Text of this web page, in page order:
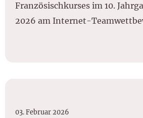
Französischkurses im 10.
2026 am Internet-
03. Februar 2026